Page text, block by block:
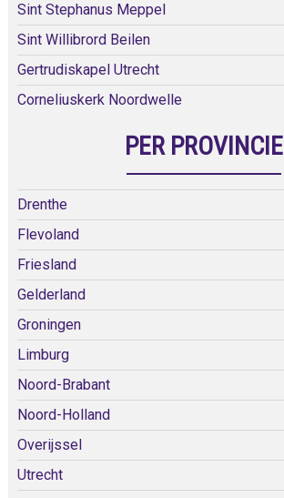
Sint Stephanus Meppel
Sint Willibrord Beilen
Gertrudiskapel Utrecht
Corneliuskerk Noordwelle
PER PROVINCIE
Drenthe
Flevoland
Friesland
Gelderland
Groningen
Limburg
Noord-Brabant
Noord-Holland
Overijssel
Utrecht